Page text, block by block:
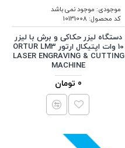
موجودی: موجود نمی باشد
کد محصول:10131008
دستگاه لیزر حکاکی و برش با لیزر
10 وات اپتیکال ارتور ORTUR LM3
LASER ENGRAVING & CUTTING
MACHINE
0 تومان